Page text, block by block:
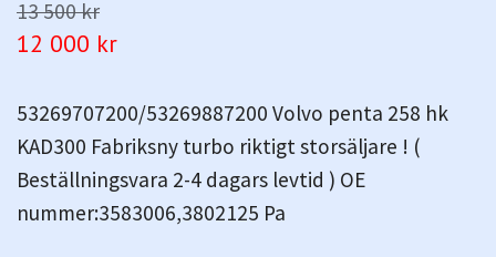
13 500 kr
12 000 kr
53269707200/53269887200 Volvo penta 258 hk
KAD300 Fabriksny turbo riktigt storsäljare ! (
Beställningsvara 2-4 dagars levtid ) OE
nummer:3583006,3802125 Pa